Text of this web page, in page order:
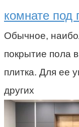
комнате под
Обычное,
покрытие пола
плитка. Для ее
других